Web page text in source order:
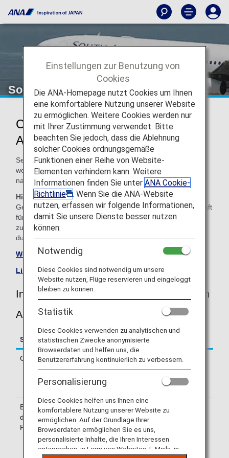
South African Airways (SA)
Codeshare-Informationen für South
African Airways
Services für von ANA durchgeführte Codeshare-Flüge
werden von der durchführenden Fluggesellschaft wie
nachfolgend angegeben erbracht.
Hinweis:In den meisten Fällen gelten die
Geschäftsbedingungen der durchführenden Fluggesellschaft
für Codeshare-Flüge. Weitere Informationen erhalten Sie
zum Zeitpunkt der Reservierung, oder Sie kontaktieren die
durchführende Fluggesellschaft direkt.
Website von South African Airways besuchen
.
Liste von Codeshare-Flügen.
Informationen zu Flügen von South African
Airways (SA)
Service Beschreibung
Check-in
Check-in am Schalter von South African
Airways (SA). Informieren Sie sich bitte
über das auf Ihrem e-Ticket angegebene
Abflugterminal.
Bestätigung
der
Flugnummer
Die Flugnummer von South African
Airways (SA) steht auf der Bordkarte.
Hinweise auf der Anzeigetafel im
Flughafen sind sowohl mit der NH-
Flugnummer als auch mit der SA-
Einstellungen zur Benutzung von
Cookies
Die ANA-Homepage nutzt Cookies um Ihnen
eine komfortablere Nutzung unserer Website
zu ermöglichen. Weitere Cookies werden nur
mit Ihrer Zustimmung verwendet. Bitte
beachten Sie jedoch, dass die Ablehnung
solcher Cookies ordnungsgemäße
Funktionen einer Reihe von Website-
Elementen verhindern kann. Weitere
Informationen finden Sie unter ANA Cookie-
Richtlinie
. Wenn Sie die ANA-Website
nutzen, erfassen wir folgende Informationen,
damit Sie unsere Dienste besser nutzen
können:
Notwendig
Diese Cookies sind notwendig um unsere
Website nutzen, Flüge reservieren und eingeloggt
bleiben zu können.
Statistik
Diese Cookies verwenden zu analytischen und
statistischen Zwecke anonymisierte
Browserdaten und helfen uns, die
Benutzererfahrung kontinuierlich zu verbessern.
Personalisierung
Diese Cookies helfen uns Ihnen eine
komfortablere Nutzung unserer Website zu
ermöglichen. Auf der Grundlage Ihrer
Browserdaten ermöglichen Sie es uns,
personalisierte Inhalte, die Ihren Interessen
entsprechen, in Form von Websites, E-Mails, in